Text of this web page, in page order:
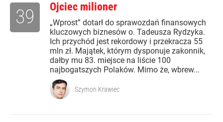
Ojciec milioner
„Wprost” dotarł do sprawozdań finansowych
kluczowych biznesów o. Tadeusza Rydzyka.
Ich przychód jest rekordowy i przekracza 55
mln zł. Majątek, którym dysponuje zakonnik,
dałby mu 83. miejsce na liście 100
najbogatszych Polaków. Mimo że, wbrew...
39
Szymon Krawiec